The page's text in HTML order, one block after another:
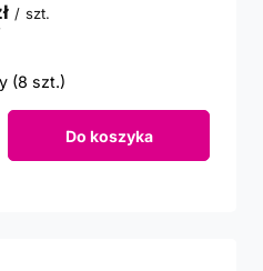
/ szt.
(8 szt.)
Do koszyka